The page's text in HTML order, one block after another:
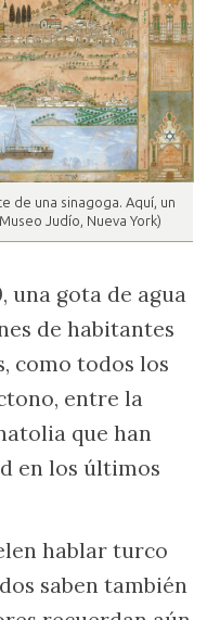
de una sinagoga. Aquí, un
Judío, Nueva York)
una gota de agua
de habitantes
como todos los
entre la
que han
en los últimos
hablar turco
saben también